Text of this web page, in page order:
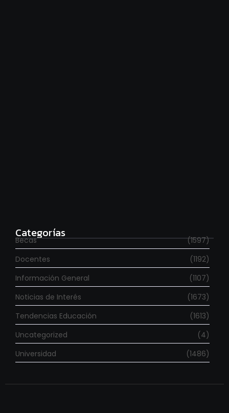
Categorías
Becas
(1597)
Docentes
(1192)
Información General
(1107)
Noticias de Interés
(1673)
Tendencias Educación
(1613)
Uncategorized
(4)
Universidad
(1486)